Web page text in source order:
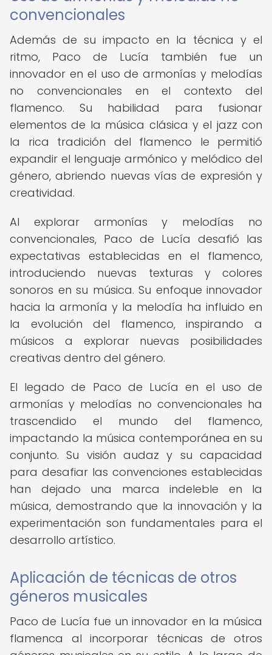
convencionales
Además de su impacto en la técnica y el
ritmo, Paco de Lucía también fue un
innovador en el uso de armonías y melodías
no convencionales en el contexto del
flamenco. Su habilidad para fusionar
elementos de la música clásica y el jazz con
la rica tradición del flamenco le permitió
expandir el lenguaje armónico y melódico del
género, abriendo nuevas vías de expresión y
creatividad.
Al explorar armonías y melodías no
convencionales, Paco de Lucía desafió las
expectativas establecidas en el flamenco,
introduciendo nuevas texturas y colores
sonoros en su música. Su enfoque innovador
hacia la armonía y la melodía ha influido en
la evolución del flamenco, inspirando a
músicos a explorar nuevas posibilidades
creativas dentro del género.
El legado de Paco de Lucía en el uso de
armonías y melodías no convencionales ha
trascendido el mundo del flamenco,
impactando la música contemporánea en su
conjunto. Su visión audaz y su capacidad
para desafiar las convenciones establecidas
han dejado una marca indeleble en la
música, demostrando que la innovación y la
experimentación son fundamentales para el
desarrollo artístico.
Aplicación de técnicas de otros
géneros musicales
Paco de Lucía fue un innovador en la música
flamenca al incorporar técnicas de otros